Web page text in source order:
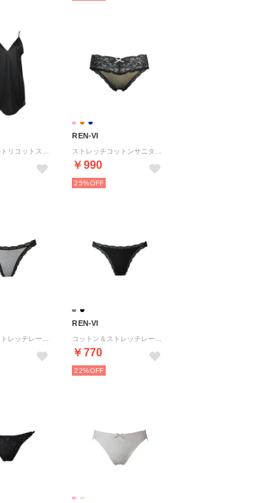
REN-VI
￥990
25%
REN-VI
￥770
22%